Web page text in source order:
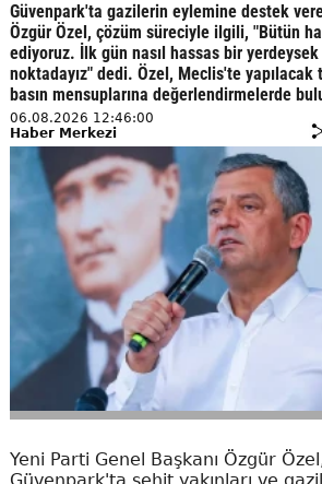
Güvenpark'ta gazilerin eylemine destek
Özgür Özel, çözüm süreciyle ilgili, "Bütün
ediyoruz. İlk gün nasıl hassas bir yerdeysek
noktadayız" dedi. Özel, Meclis'te yapılacak
basın mensuplarına değerlendirmelerde
06.08.2026 12:46:00
Haber Merkezi
Yeni Parti Genel Başkanı Özgür